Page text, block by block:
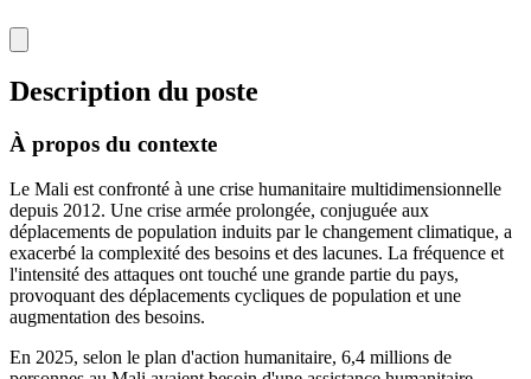
Description du poste
À propos du contexte
Le Mali est confronté à une crise humanitaire multidimensionnelle
depuis 2012. Une crise armée prolongée, conjuguée aux
déplacements de population induits par le changement climatique, a
exacerbé la complexité des besoins et des lacunes. La fréquence et
l'intensité des attaques ont touché une grande partie du pays,
provoquant des déplacements cycliques de population et une
augmentation des besoins.
En 2025, selon le plan d'action humanitaire, 6,4 millions de